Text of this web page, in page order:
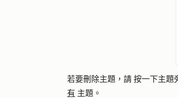
若要刪除主題，請 按一下主題
有 主題。